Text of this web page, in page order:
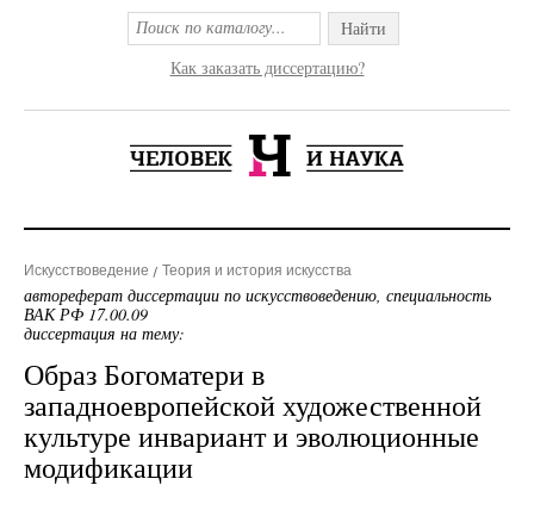
Найти
Как заказать диссертацию?
Искусствоведение Теория и история искусства
автореферат диссертации по искусствоведению, специальность
ВАК РФ 17.00.09
диссертация на тему:
Образ Богоматери в
западноевропейской художественной
культуре инвариант и эволюционные
модификации